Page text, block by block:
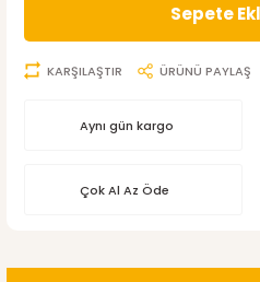
Sepete
KARŞILAŞTIR ÜRÜNÜ PAYLAŞ
Aynı gün kargo
Çok Al Az Öde